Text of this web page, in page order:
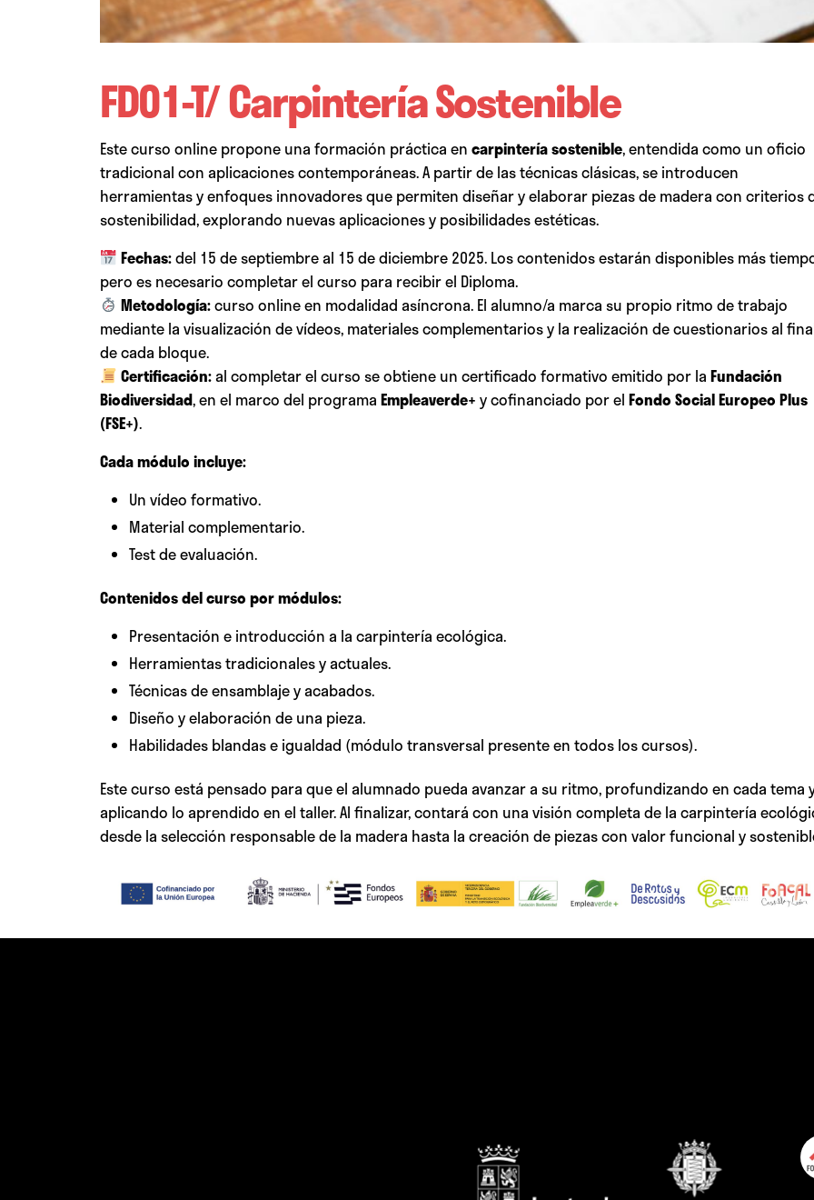
FD01-T/ Carpintería Sostenible
Este curso online propone una formación práctica encarpintería sostenible, entendida como un oficio
tradicional con aplicaciones contemporáneas. A partir de las técnicas clásicas, se introducen
herramientas y enfoques innovadores que permiten diseñar y elaborar piezas de madera con criterios
sostenibilidad, explorando nuevas aplicaciones y posibilidades estéticas.
Fechas:del 15 de septiembre al 15 de diciembre 2025. Los contenidos estarán disponibles más
pero es necesario completar el curso para recibir el Diploma.
Metodología:curso online en modalidad asíncrona. El alumno/a marca su propio ritmo de trabajo
mediante la visualización de vídeos, materiales complementarios y la realización de cuestionarios al
de cada bloque.
Certificación:al completar el curso se obtiene un certificado formativo emitido por la Fundación
Biodiversidad, en el marco del programaEmpleaverde+ y cofinanciado por elFondo Social Europeo Plus
(FSE+).
Cada módulo incluye:
Un vídeo formativo.
Material complementario.
Test de evaluación.
Contenidos del curso por módulos:
Presentación e introducción a la carpintería ecológica.
Herramientas tradicionales y actuales.
Técnicas de ensamblaje y acabados.
Diseño y elaboración de una pieza.
Habilidades blandas e igualdad (módulo transversal presente en todos los cursos).
Este curso está pensado para que el alumnado pueda avanzar a su ritmo, profundizando en cada tema
aplicando lo aprendido en el taller. Al finalizar, contará con una visión completa de la carpintería
desde la selección responsable de la madera hasta la creación de piezas con valor funcional y